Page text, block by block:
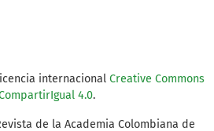
internacional Creative Commons
4.0.
de la Academia Colombiana de